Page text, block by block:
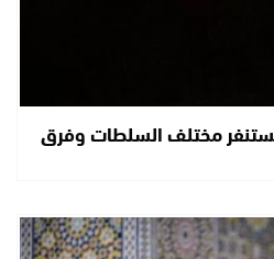
مختلف السلطات وفرق